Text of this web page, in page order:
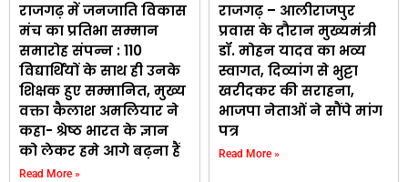
राजगढ़ में जनजाति विकास
मंच का प्रतिभा सम्मान
समारोह संपन्न : 110
विद्यार्थियों के साथ ही उनके
शिक्षक हुए सम्मानित, मुख्य
वक्ता कैलाश अमलियार ने
कहा- श्रेष्ठ भारत के ज्ञान
को लेकर हमे आगे बढ़ना हैं
Read More »
राजगढ़ – आलीराजपुर
प्रवास के दौरान मुख्यमंत्री
डॉ. मोहन यादव का भव्य
स्वागत, दिव्यांग से भुट्टा
खरीदकर की सराहना,
भाजपा नेताओं ने सौंपे मांग
पत्र
Read More »